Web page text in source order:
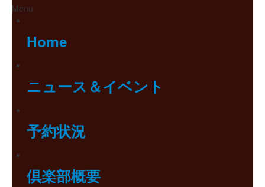
Menu
Home
ニュース＆イベント
予約状況
倶楽部概要